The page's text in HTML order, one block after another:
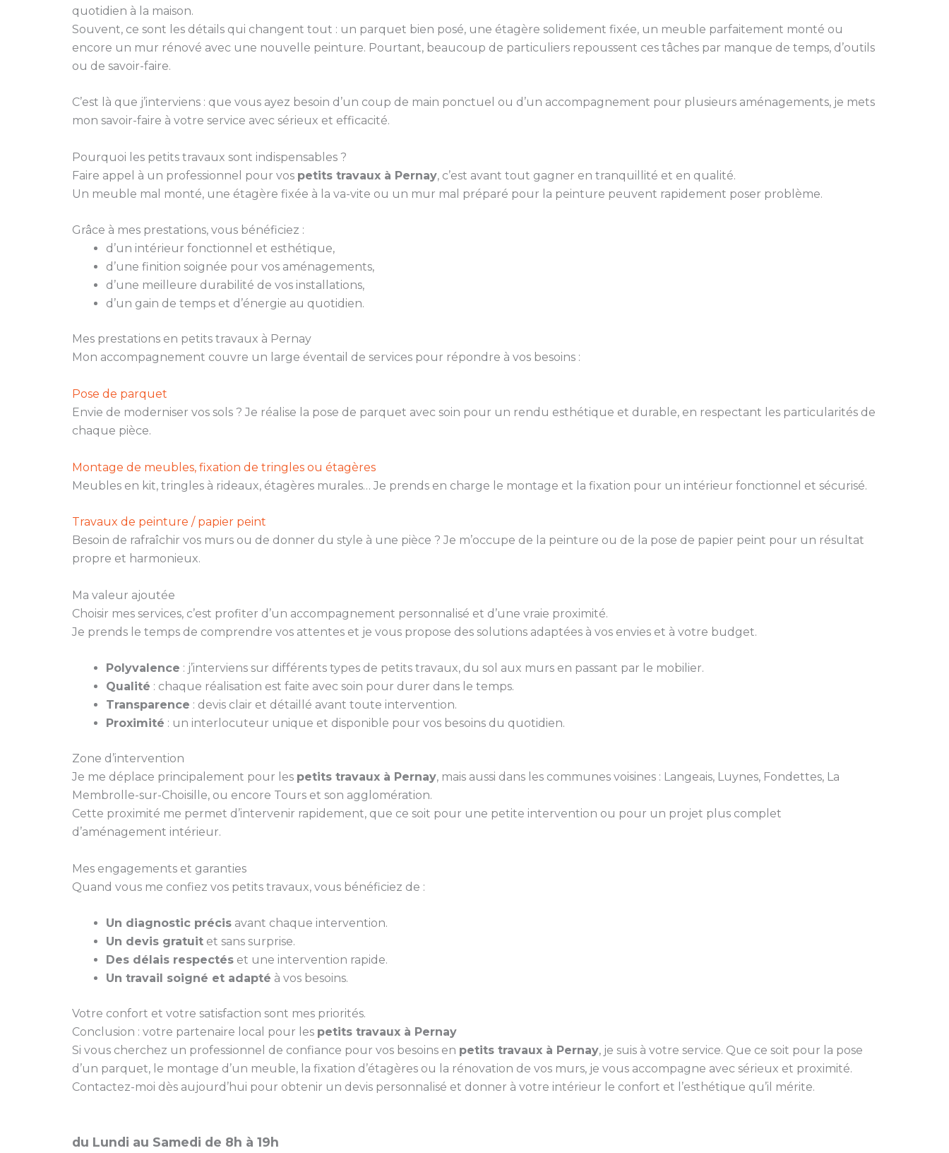
quotidien à la maison.
Souvent, ce sont les détails qui changent tout : un parquet bien posé, une étagère solidement fixée, un meuble parfaitement monté ou
encore un mur rénové avec une nouvelle peinture. Pourtant, beaucoup de particuliers repoussent ces tâches par manque de temps, d’outils
ou de savoir-faire.
C’est là que j’interviens : que vous ayez besoin d’un coup de main ponctuel ou d’un accompagnement pour plusieurs aménagements, je mets
mon savoir-faire à votre service avec sérieux et efficacité.
Pourquoi les petits travaux sont indispensables ?
Faire appel à un professionnel pour vos petits travaux à Pernay, c’est avant tout gagner en tranquillité et en qualité.
Un meuble mal monté, une étagère fixée à la va-vite ou un mur mal préparé pour la peinture peuvent rapidement poser problème.
Grâce à mes prestations, vous bénéficiez :
d’un intérieur fonctionnel et esthétique,
d’une finition soignée pour vos aménagements,
d’une meilleure durabilité de vos installations,
d’un gain de temps et d’énergie au quotidien.
Mes prestations en petits travaux à Pernay
Mon accompagnement couvre un large éventail de services pour répondre à vos besoins :
Pose de parquet
Envie de moderniser vos sols ? Je réalise la pose de parquet avec soin pour un rendu esthétique et durable, en respectant les particularités de
chaque pièce.
Montage de meubles, fixation de tringles ou étagères
Meubles en kit, tringles à rideaux, étagères murales… Je prends en charge le montage et la fixation pour un intérieur fonctionnel et sécurisé.
Travaux de peinture / papier peint
Besoin de rafraîchir vos murs ou de donner du style à une pièce ? Je m’occupe de la peinture ou de la pose de papier peint pour un résultat
propre et harmonieux.
Ma valeur ajoutée
Choisir mes services, c’est profiter d’un accompagnement personnalisé et d’une vraie proximité.
Je prends le temps de comprendre vos attentes et je vous propose des solutions adaptées à vos envies et à votre budget.
Polyvalence : j’interviens sur différents types de petits travaux, du sol aux murs en passant par le mobilier.
Qualité : chaque réalisation est faite avec soin pour durer dans le temps.
Transparence : devis clair et détaillé avant toute intervention.
Proximité : un interlocuteur unique et disponible pour vos besoins du quotidien.
Zone d’intervention
Je me déplace principalement pour les petits travaux à Pernay, mais aussi dans les communes voisines : Langeais, Luynes, Fondettes, La
Membrolle-sur-Choisille, ou encore Tours et son agglomération.
Cette proximité me permet d’intervenir rapidement, que ce soit pour une petite intervention ou pour un projet plus complet
d’aménagement intérieur.
Mes engagements et garanties
Quand vous me confiez vos petits travaux, vous bénéficiez de :
Un diagnostic précis avant chaque intervention.
Un devis gratuit et sans surprise.
Des délais respectés et une intervention rapide.
Un travail soigné et adapté à vos besoins.
Votre confort et votre satisfaction sont mes priorités.
Conclusion : votre partenaire local pour les petits travaux à Pernay
Si vous cherchez un professionnel de confiance pour vos besoins en petits travaux à Pernay, je suis à votre service. Que ce soit pour la pose
d’un parquet, le montage d’un meuble, la fixation d’étagères ou la rénovation de vos murs, je vous accompagne avec sérieux et proximité.
Contactez-moi dès aujourd’hui pour obtenir un devis personnalisé et donner à votre intérieur le confort et l’esthétique qu’il mérite.
du Lundi au Samedi de 8h à 19h